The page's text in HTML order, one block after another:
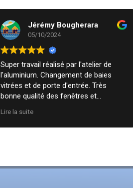
Jérémy Bougherara
05/10/2024
Super travail réalisé par l'atelier de
l'aluminium. Changement de baies
vitrées et de porte d'entrée. Très
bonne qualité des fenêtres et
nous. Je recommande vivement.
Lire la suite